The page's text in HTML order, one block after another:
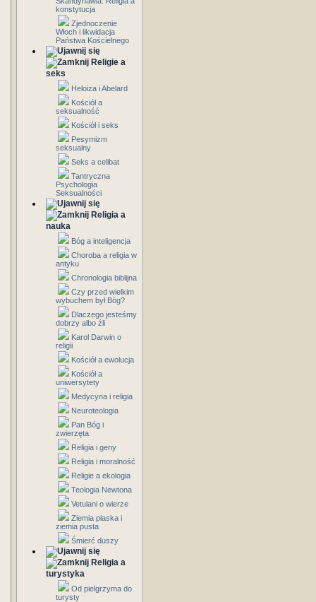
konstytucja
Zjednoczenie
Włoch i likwidacja
Państwa Kościelnego
Religie a
seks
Heloiza i Abelard
Kościół a
seksualność
Kościół i seks
Pesymizm
seksualny
Seks a celibat
Tantryczna
Psychologia
Seksualności
Religia a
nauka
Bóg a inteligencja
Choroba a religia w
antyku
Chronologia biblijna
Czy przed wielkim
wybuchem był Bóg?
Dlaczego jesteśmy
dobrzy albo źli
Karol Darwin o
religii
Kościół a ewolucja
Kościół a
uniwersytety
Medycyna i religia
Neuroteologia
Pan Bóg i
zwierzęta
Religia i geny
Religia i moralność
Religie a ekologia
Teologia Newtona
Vetulani o wierze
Ziemia płaska i
ziemia pusta
Śmierć duszy
Religia a
turystyka
Od pielgrzyma do
turysty